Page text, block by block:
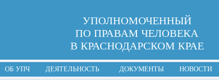
УПОЛНОМОЧЕННЫЙ
ПО ПРАВАМ ЧЕЛОВЕКА
В КРАСНОДАРСКОМ КРАЕ
ОБ УПЧ ДЕЯТЕЛЬНОСТЬ ДОКУМЕНТЫ НОВОСТИ